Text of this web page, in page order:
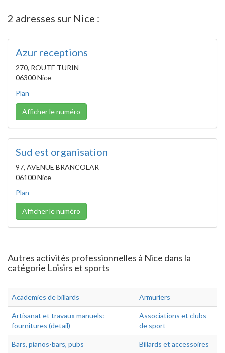
2 adresses sur Nice :
Azur receptions
270, ROUTE TURIN
06300 Nice
Plan
Afficher le numéro
Sud est organisation
97, AVENUE BRANCOLAR
06100 Nice
Plan
Afficher le numéro
Autres activités professionnelles à Nice dans la
catégorie Loisirs et sports
Academies de billards Armuriers
Artisanat et travaux manuels:
fournitures (detail)
Associations et clubs
de sport
Bars, pianos-bars, pubs Billards et accessoires